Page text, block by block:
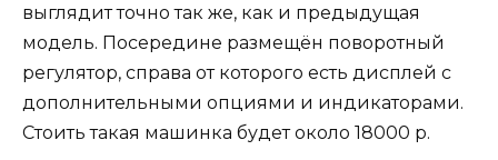
выглядит точно так же, как и предыдущая
модель. Посередине размещён поворотный
регулятор, справа от которого есть дисплей с
дополнительными опциями и индикаторами.
Стоить такая машинка будет около 18000 р.